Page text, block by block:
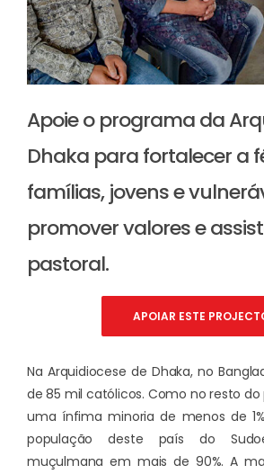
Apoie o programa da
Dhaka para fortalecer a
famílias, jovens e
promover valores e
pastoral.
APOIAR ESTE
Na Arquidiocese de Dhaka, no
de 85 mil católicos. Como no resto
uma ínfima minoria de menos de
população deste país do
muçulmana em mais de 90%. A